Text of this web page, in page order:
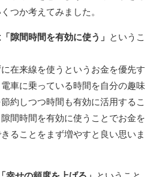
つか考えてみました。
隙間時間を有効に使う」 というこ
在来線を使うというお金を優先す
車に乗っている時間を自分の趣味
約しつつ時間も有効に活用するこ
間時間を有効に使うことでお金を
ることをまず増やすと良い思いま